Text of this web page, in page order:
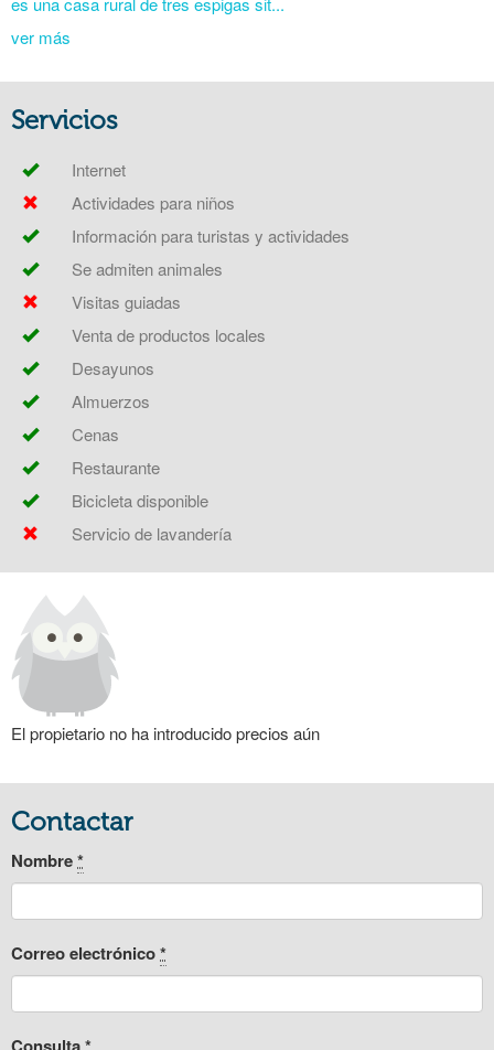
ver más
Servicios
Internet
Actividades para niños
Información para turistas y actividades
Se admiten animales
Visitas guiadas
Venta de productos locales
Desayunos
Almuerzos
Cenas
Restaurante
Bicicleta disponible
Servicio de lavandería
El propietario no ha introducido precios aún
Contactar
Nombre*
Correo electrónico*